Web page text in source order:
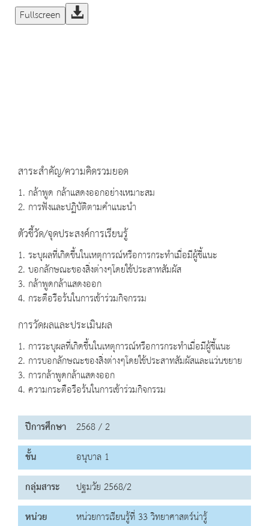
Fullscreen
สาระสำคัญ/ความคิดรวมยอด
1. กล้าพูด กล้าแสดงออกอย่างเหมาะสม
2. การฟังและปฏิบัติตามคำแนะนำ
ตัวชี้วัด/จุดประสงค์การเรียนรู้
1. ระบุผลที่เกิดขึ้นในเหตุการณ์หรือการกระทำเมื่อมีผู้ชี้แนะ
2. บอกลักษณะของสิ่งต่างๆโดยใช้ประสาทสัมผัส
3. กล้าพูดกล้าแสดงออก
4. กระตือรือร้นในการเข้าร่วมกิจกรรม
การวัดผลและประเมินผล
1. การระบุผลที่เกิดขึ้นในเหตุการณ์หรือการกระทำเมื่อมีผู้ชี้แนะ
2. การบอกลักษณะของสิ่งต่างๆโดยใช้ประสาทสัมผัสและแว่นขยาย
3. การกล้าพูดกล้าแสดงออก
4. ความกระตือรือร้นในการเข้าร่วมกิจกรรม
ปีการศึกษา 2568 / 2
ชั้น
อนุบาล 1
กลุ่มสาระ
ปฐมวัย 2568/2
หน่วย
หน่วยการเรียนรู้ที่ 33 วิทยาศาสตร์น่ารู้